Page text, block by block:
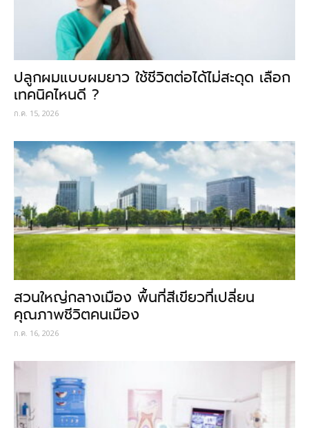
ปลูกผมแบบผมยาว ใช้ชีวิตต่อได้ไม่สะดุด เลือก
เทคนิคไหนดี ?
ก.ค. 15, 2026
สวนใหญ่กลางเมือง พื้นที่สีเขียวที่เปลี่ยน
คุณภาพชีวิตคนเมือง
ก.ค. 16, 2026